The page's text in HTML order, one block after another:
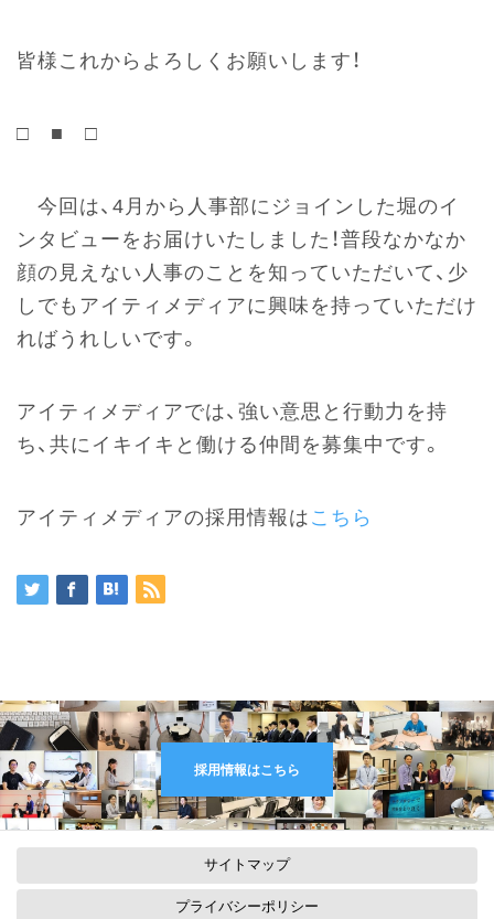
皆様これからよろしくお願いします！
□ ■ □
今回は、4月から人事部にジョインした堀のイ
ンタビューをお届けいたしました！普段なかなか
顔の見えない人事のことを知っていただいて、少
しでもアイティメディアに興味を持っていただけ
ればうれしいです。
アイティメディアでは、強い意思と行動力を持
ち、共にイキイキと働ける仲間を募集中です。
アイティメディアの採用情報は こちら
採用情報はこちら
サイトマップ
プライバシーポリシー